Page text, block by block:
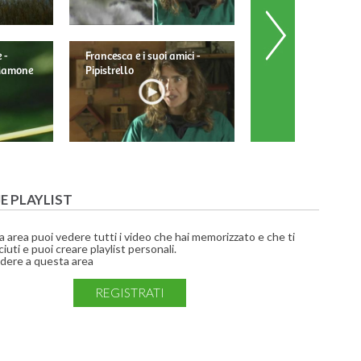
-
Francesca e i suoi amici -
Pipistrello
Francesca e i suoi
PLAYLIST
area puoi vedere tutti i video che hai memorizzato e che ti
e puoi creare playlist personali.
a questa area
REGISTRATI